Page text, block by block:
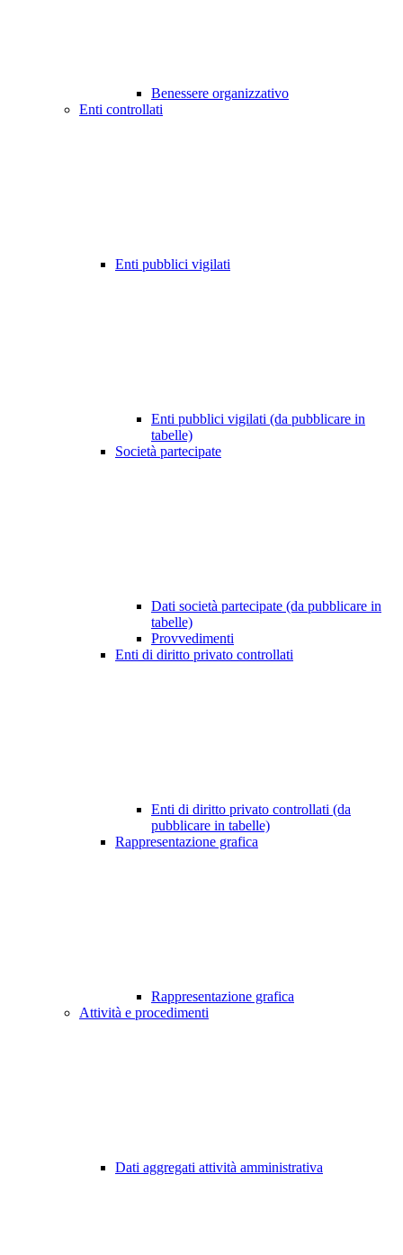
Benessere organizzativo
Enti controllati
Enti pubblici vigilati
Enti pubblici vigilati (da pubblicare in
tabelle)
Società partecipate
Dati società partecipate (da pubblicare in
tabelle)
Provvedimenti
Enti di diritto privato controllati
Enti di diritto privato controllati (da
pubblicare in tabelle)
Rappresentazione grafica
Rappresentazione grafica
Attività e procedimenti
Dati aggregati attività amministrativa